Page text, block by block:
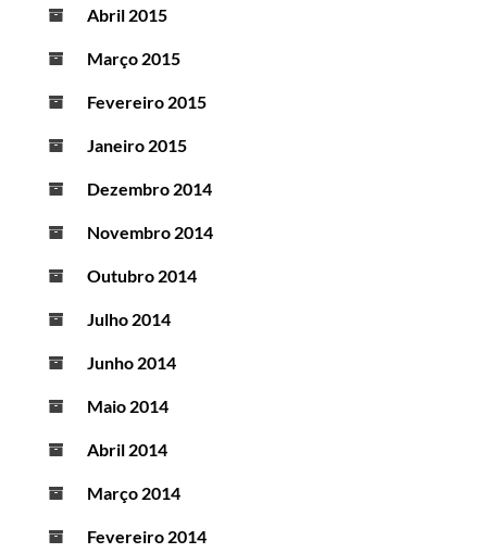
Abril 2015
Março 2015
Fevereiro 2015
Janeiro 2015
Dezembro 2014
Novembro 2014
Outubro 2014
Julho 2014
Junho 2014
Maio 2014
Abril 2014
Março 2014
Fevereiro 2014